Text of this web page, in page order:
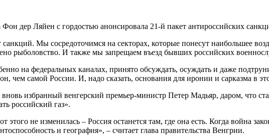
дер Ляйен с гордостью анонсировала 21-й пакет антироссийских
Мы сосредоточимся на секторах, которые понесут наибольшее
рыболовство. И также мы запрещаем въезд бывших российских
на федеральных каналах, принято обсуждать, осуждать и даже
чем самой России. И, надо сказать, основания для иронии и сарказма в
избранный венгерский премьер-министр Петер Мадьяр, даром, что
российский газ».
не изменилась – Россия останется там, где она есть. Когда война
и география», – считает глава правительства Венгрии.